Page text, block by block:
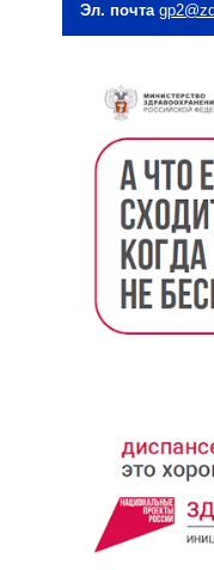
Эл. почта